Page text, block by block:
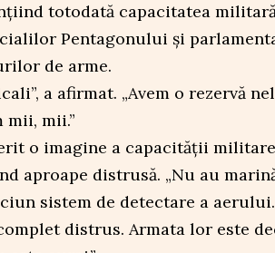
totodată capacitatea
Pentagonului și
de arme.
a afirmat. „Avem o rezervă
mii.”
o imagine a capacității
aproape distrusă. „Nu au
sistem de detectare a
distrus. Armata lor este